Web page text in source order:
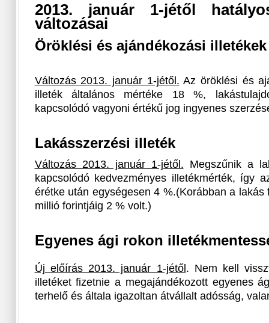
2013. január 1-jétől
változásai
Öröklési és ajándékozási
Változás 2013. január 1-jétől. Az öröklési és
illeték általános mértéke 18 %,
kapcsolódó vagyoni értékű jog ingyenes
Lakásszerzési illeték
Változás 2013. január 1-jétől. Megszűnik a
kapcsolódó kedvezményes illetékmérték, így
érétke után egységesen 4 %.(Korábban a
millió forintjáig 2 % volt.)
Egyenes ági rokon
Új előírás 2013. január 1-jétől . Nem kell
illetéket fizetnie a megajándékozott egyenes
terhelő és általa igazoltan átvállalt adósság,